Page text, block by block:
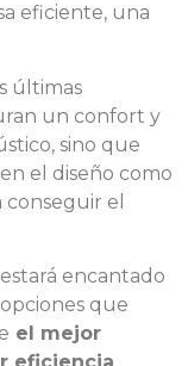
eficiente, una
últimas
un confort y
sino que
en el diseño como
conseguir el
encantado
que
el mejor